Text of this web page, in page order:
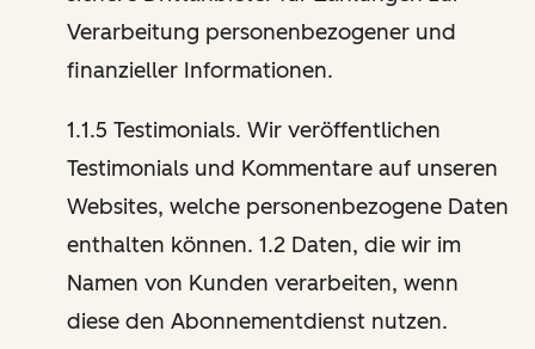
Verarbeitung personenbezogener und
finanzieller Informationen.
1.1.5 Testimonials. Wir veröffentlichen
Testimonials und Kommentare auf unseren
Websites, welche personenbezogene Daten
enthalten können. 1.2 Daten, die wir im
Namen von Kunden verarbeiten, wenn
diese den Abonnementdienst nutzen.